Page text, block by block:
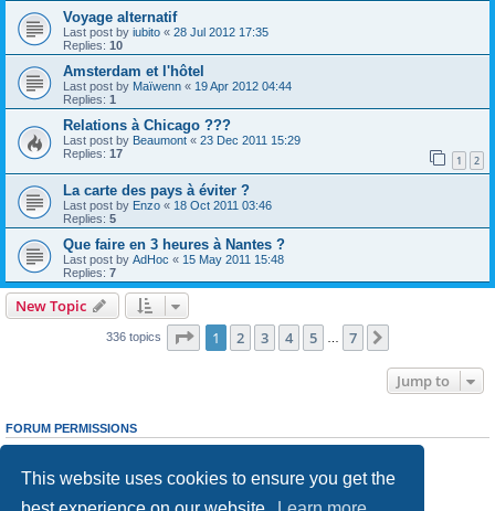
This website uses cookies to ensure you get the
Voyage alternatif
Last post by iubito « 28 Jul 2012 17:35
Replies: 10
Amsterdam et l'hôtel
Last post by Maïwenn « 19 Apr 2012 04:44
Replies: 1
Relations à Chicago ???
Last post by Beaumont « 23 Dec 2011 15:29
Replies: 17 1 2
La carte des pays à éviter ?
Last post by Enzo « 18 Oct 2011 03:46
Replies: 5
Que faire en 3 heures à Nantes ?
Last post by AdHoc « 15 May 2011 15:48
Replies: 7
New Topic
336 topics Page 1of 7
1 2 3 4 5 7
Jump to
FORUM PERMISSIONS
Youcannotpost new topics in this forum
cannotedit your posts in this forum